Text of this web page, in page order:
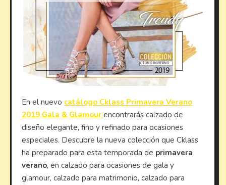
En el nuevo catálogo Cklass Primavera Verano
2019 Gala & Glamour encontrarás calzado de
diseño elegante, fino y refinado para ocasiones
especiales. Descubre la nueva colección que Cklass
ha preparado para esta temporada de primavera
verano, en calzado para ocasiones de gala y
glamour, calzado para matrimonio, calzado para